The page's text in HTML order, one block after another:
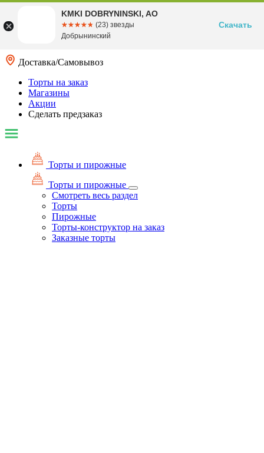
Доставка/Самовывоз
Торты на заказ
Магазины
Акции
Сделать предзаказ
Торты и пирожные
Торты и пирожные
Смотреть весь раздел
Торты
Пирожные
Торты-конструктор на заказ
Заказные торты
KMKI DOBRYNINSKI, AO
☆☆☆☆☆
★★★★★ (23) звезды
Добрынинский
Скачать